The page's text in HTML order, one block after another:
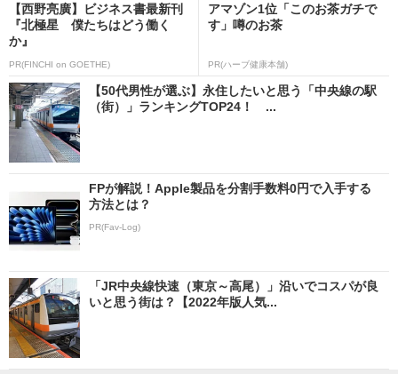
【西野亮廣】ビジネス書最新刊
『北極星 僕たちはどう働く
か』
PR(FINCHI on GOETHE)
アマゾン1位「このお茶ガチで
す」噂のお茶
PR(ハーブ健康本舗)
【50代男性が選ぶ】永住したいと思う「中央線の駅
（街）」ランキングTOP24！ ...
FPが解説！Apple製品を分割手数料0円で入手する
方法とは？
PR(Fav-Log)
「JR中央線快速（東京～高尾）」沿いでコスパが良
いと思う街は？【2022年版人気...